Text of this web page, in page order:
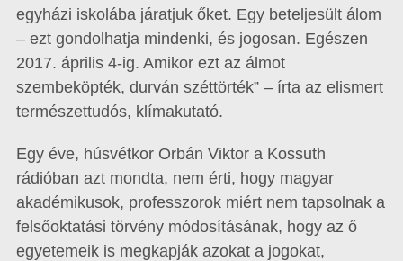
egyházi iskolába járatjuk őket. Egy beteljesült álom
– ezt gondolhatja mindenki, és jogosan. Egészen
2017. április 4-ig. Amikor ezt az álmot
szembeköpték, durván széttörték” – írta az elismert
természettudós, klímakutató.
Egy éve, húsvétkor Orbán Viktor a Kossuth
rádióban azt mondta, nem érti, hogy magyar
akadémikusok, professzorok miért nem tapsolnak a
felsőoktatási törvény módosításának, hogy az ő
egyetemeik is megkapják azokat a jogokat,